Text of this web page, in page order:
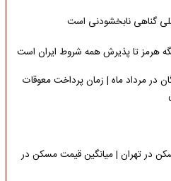
گناهی نابخشودنی است
هرمز تا پذیرش همه شروط ایران است
در مرداد ماه | زمان پرداخت معوقات
در تهران | میانگین قیمت مسکن در